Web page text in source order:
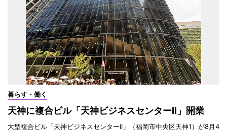
暮らす・働く
天神に複合ビル「天神ビジネスセンターII」開業
大型複合ビル「天神ビジネスセンターII」（福岡市中央区天神1）が8月4